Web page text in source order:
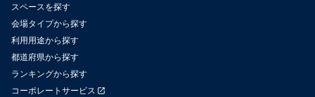
スペースを探す
会場タイプから探す
利用用途から探す
都道府県から探す
ランキングから探す
コーポレートサービス